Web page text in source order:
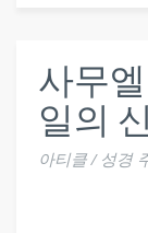
사무엘
일의
아티클 / 성경